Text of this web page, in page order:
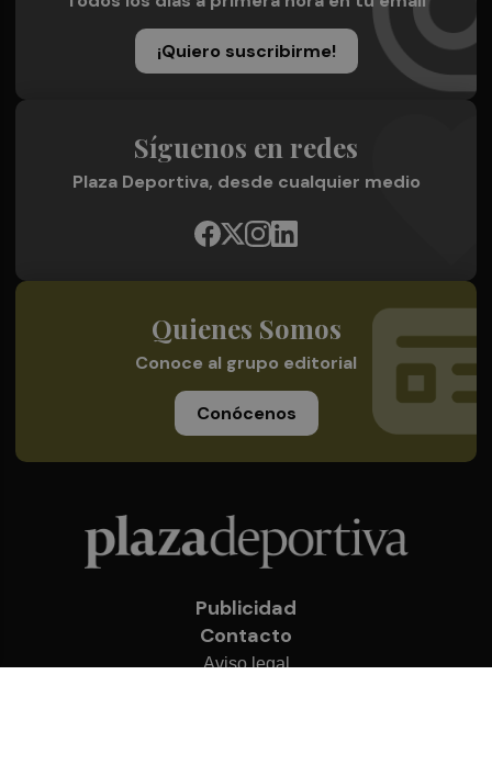
¡Quiero suscribirme!
Síguenos en redes
Plaza Deportiva, desde cualquier medio
Quienes Somos
Conoce al grupo editorial
Conócenos
Publicidad
Contacto
Aviso legal